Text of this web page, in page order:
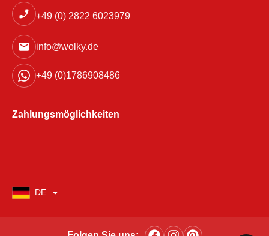
+49 (0) 2822 6023979
info@wolky.de
+49 (0)1786908486
Zahlungsmöglichkeiten
DE